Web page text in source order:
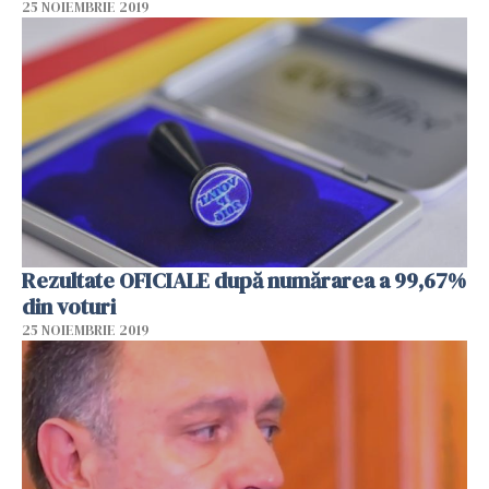
25 NOIEMBRIE 2019
Rezultate OFICIALE după numărarea a 99,67%
din voturi
25 NOIEMBRIE 2019